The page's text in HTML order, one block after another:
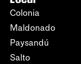
Colonia
Maldonado
Paysandú
Salto